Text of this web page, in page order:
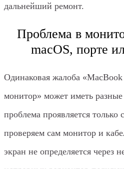
дальнейший ремонт.
Проблема в
macOS, порте
Одинаковая жалоба
монитор» может иметь
проблема проявляется только
проверяем сам монитор и
экран не определяется через